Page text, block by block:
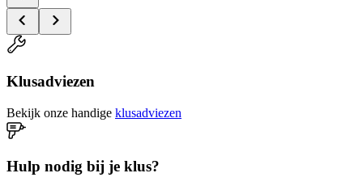
Klusadviezen
Bekijk onze handige klusadviezen
Hulp nodig bij je klus?